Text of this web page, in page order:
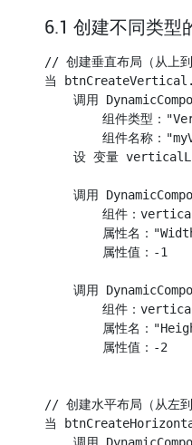
6.1 创建不同类型
// 创建垂直布局（从上到
当
调用
组件类型：
组件名称：
设 变量
调用
组件：
属性名：
        属性值：-1
调用
组件：
属性名：
        属性值：-2
// 创建水平布局（从左到
当
调用